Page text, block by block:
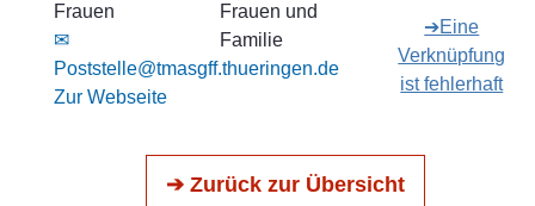
Frauen
✉
Poststelle@tmasgff.thueringen.de
Zur Webseite
Frauen und
Familie
➔Eine
Verknüpfung
ist fehlerhaft
➔ Zurück zur Übersicht